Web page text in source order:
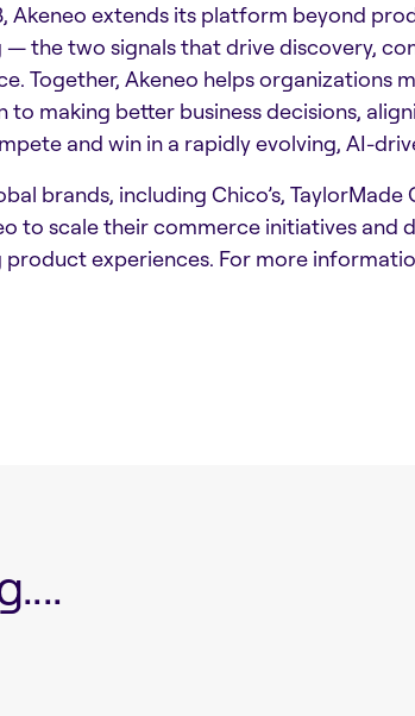
Akeneo extends its platform beyond
— the two signals that drive discovery,
Together, Akeneo helps organizations
to making better business decisions,
and win in a rapidly evolving, AI-
brands, including Chico’s, TaylorMade
to scale their commerce initiatives and
experiences. For more